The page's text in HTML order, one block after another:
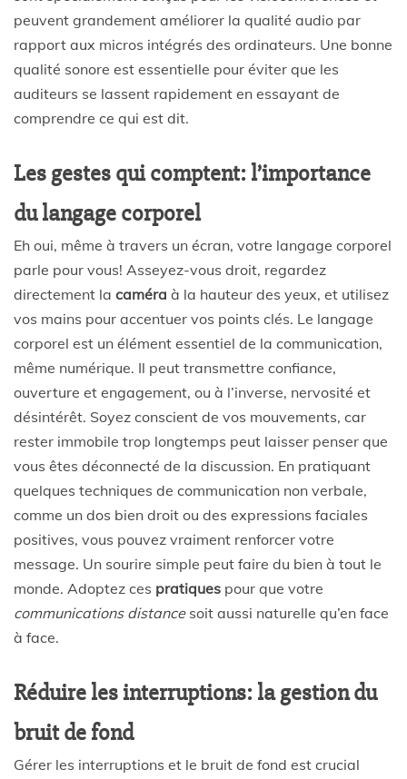
peuvent grandement améliorer la qualité audio par
rapport aux micros intégrés des ordinateurs. Une bonne
qualité sonore est essentielle pour éviter que les
auditeurs se lassent rapidement en essayant de
comprendre ce qui est dit.
Les gestes qui comptent: l’importance
du langage corporel
Eh oui, même à travers un écran, votre langage corporel
parle pour vous! Asseyez-vous droit, regardez
directement la caméra à la hauteur des yeux, et utilisez
vos mains pour accentuer vos points clés. Le langage
corporel est un élément essentiel de la communication,
même numérique. Il peut transmettre confiance,
ouverture et engagement, ou à l’inverse, nervosité et
désintérêt. Soyez conscient de vos mouvements, car
rester immobile trop longtemps peut laisser penser que
vous êtes déconnecté de la discussion. En pratiquant
quelques techniques de communication non verbale,
comme un dos bien droit ou des expressions faciales
positives, vous pouvez vraiment renforcer votre
message. Un sourire simple peut faire du bien à tout le
monde. Adoptez ces pratiques pour que votre
communications distancesoit aussi naturelle qu’en face
à face.
Réduire les interruptions: la gestion du
bruit de fond
Gérer les interruptions et le bruit de fond est crucial